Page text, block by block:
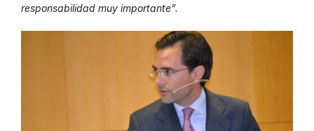
responsabilidad muy importante”.